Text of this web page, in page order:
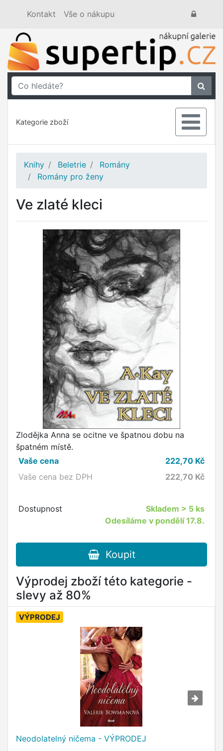
Kontakt Vše o nákupu
Kategorie zboží
Knihy Beletrie
Romány
Romány pro ženy
Ve zlaté kleci
Zlodějka Anna se ocitne ve špatnou dobu na
špatném místě.
Vaše cena
222,70 Kč
Vaše cena bez DPH
222,70 Kč
Dostupnost Skladem > 5 ks
Odesíláme v pondělí 17.8.
Koupit
Výprodej zboží této kategorie -
slevy až 80%
VÝPRODEJ
Neodolatelný ničema - VÝPRODEJ